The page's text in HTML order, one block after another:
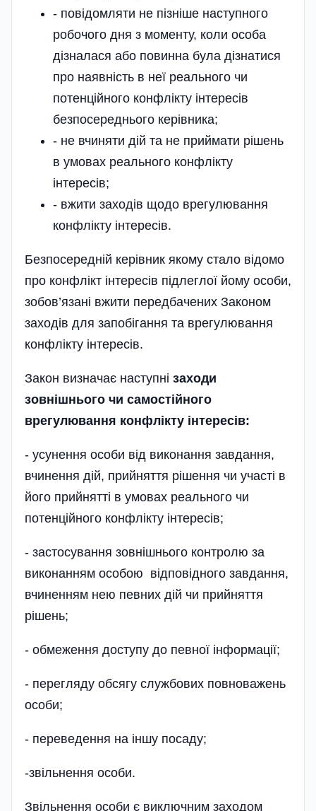
- повідомляти не пізніше наступного
робочого дня з моменту, коли особа
дізналася або повинна була дізнатися
про наявність в неї реального чи
потенційного конфлікту інтересів
безпосереднього керівника;
- не вчиняти дій та не приймати рішень
в умовах реального конфлікту
інтересів;
- вжити заходів щодо врегулювання
конфлікту інтересів.
Безпосередній керівник якому стало відомо
про конфлікт інтересів підлеглої йому особи,
зобов’язані вжити передбачених Законом
заходів для запобігання та врегулювання
конфлікту інтересів.
Закон визначає наступні заходи
зовнішнього чи самостійного
врегулювання конфлікту інтересів:
- усунення особи від виконання завдання,
вчинення дій, прийняття рішення чи участі в
його прийнятті в умовах реального чи
потенційного конфлікту інтересів;
- застосування зовнішнього контролю за
виконанням особою відповідного завдання,
вчиненням нею певних дій чи прийняття
рішень;
- обмеження доступу до певної інформації;
- перегляду обсягу службових повноважень
особи;
- переведення на іншу посаду;
-звільнення особи.
Звільнення особи є виключним заходом